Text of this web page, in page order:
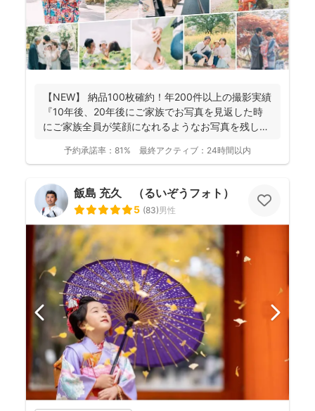
【NEW】 納品100枚確約！年200件以上の撮影実績
『10年後、20年後にご家族でお写真を見返した時
にご家族全員が笑顔になれるようなお写真を残し
予約承諾率： 81% 最終アクティブ： 24時間以内
飯島 充久 （るいぞうフォト）
5 (83)男性